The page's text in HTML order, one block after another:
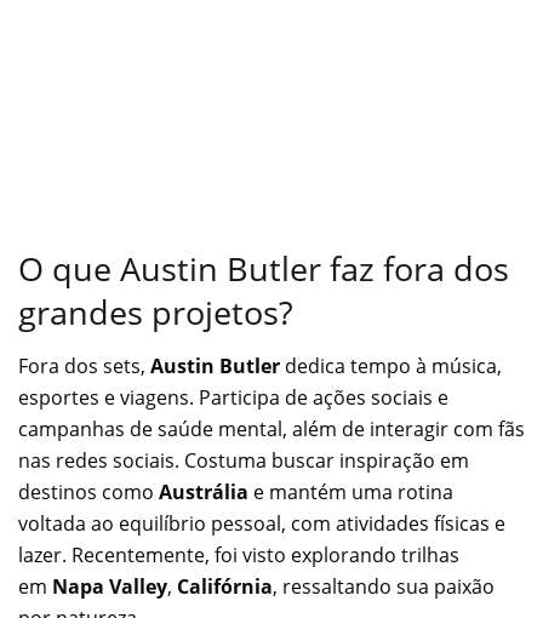
O que Austin Butler faz fora dos
grandes projetos?
Fora dos sets, Austin Butler dedica tempo à música,
esportes e viagens. Participa de ações sociais e
campanhas de saúde mental, além de interagir com fãs
nas redes sociais. Costuma buscar inspiração em
destinos como Austrália e mantém uma rotina
voltada ao equilíbrio pessoal, com atividades físicas e
lazer. Recentemente, foi visto explorando trilhas
em Napa Valley, Califórnia, ressaltando sua paixão